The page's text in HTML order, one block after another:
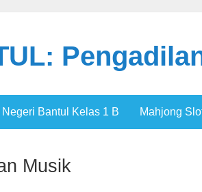
Bantul Kelas 1 B Mahjong
Musik